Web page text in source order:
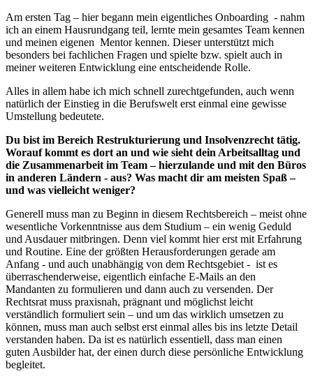
Am ersten Tag – hier begann mein eigentliches Onboarding - nahm
ich an einem Hausrundgang teil, lernte mein gesamtes Team kennen
und meinen eigenen Mentor kennen. Dieser unterstützt mich
besonders bei fachlichen Fragen und spielte bzw. spielt auch in
meiner weiteren Entwicklung eine entscheidende Rolle.
Alles in allem habe ich mich schnell zurechtgefunden, auch wenn
natürlich der Einstieg in die Berufswelt erst einmal eine gewisse
Umstellung bedeutete.
Du bist im Bereich Restrukturierung und Insolvenzrecht tätig.
Worauf kommt es dort an und wie sieht dein Arbeitsalltag und
die Zusammenarbeit im Team – hierzulande und mit den Büros
in anderen Ländern - aus? Was macht dir am meisten Spaß –
und was vielleicht weniger?
Generell muss man zu Beginn in diesem Rechtsbereich – meist ohne
wesentliche Vorkenntnisse aus dem Studium – ein wenig Geduld
und Ausdauer mitbringen. Denn viel kommt hier erst mit Erfahrung
und Routine. Eine der größten Herausforderungen gerade am
Anfang - und auch unabhängig von dem Rechtsgebiet - ist es
überraschenderweise, eigentlich einfache E-Mails an den
Mandanten zu formulieren und dann auch zu versenden. Der
Rechtsrat muss praxisnah, prägnant und möglichst leicht
verständlich formuliert sein – und um das wirklich umsetzen zu
können, muss man auch selbst erst einmal alles bis ins letzte Detail
verstanden haben. Da ist es natürlich essentiell, dass man einen
guten Ausbilder hat, der einen durch diese persönliche Entwicklung
begleitet.